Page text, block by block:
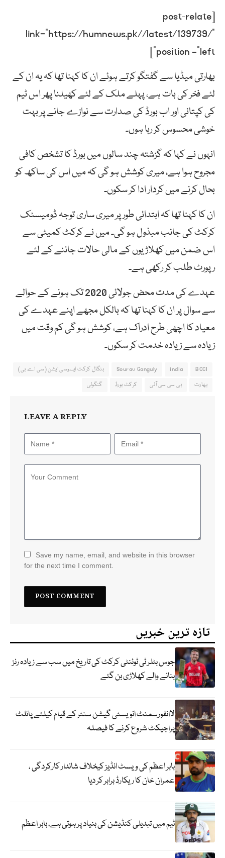
[post-relate
link=”https://humnews.pk//latest/139739/”
position =”left”]
بھارتی میڈیا سے گفتگو کرتے ہوئے ان کا کہنا تھا کہ یہ ان کے
لئے فخر کی بات ہے، پہلے ملک کے لئے کھیلنا پھر اس ٹیم
کی کپتانی اور اب بورڈ کی صدارت سے نوازے جانے پر بہت
خوشی محسوس کر رہا ہوں۔
انہوں نے کہا کہ گزشتہ چند سالوں میں بورڈ کا تشخص کافی
مجروح ہوا ہے، میری کوشش ہو گی کہ میں اس کی ساکھ کو
بحال کرنے میں کردار ادا کر سکوں۔
ان کا کہنا تھا کہ ابتدائی طور پر میری ساری توجہ ڈومیسٹک
کرکٹ کی جانب مبذول ہو گی۔ میں نے کرکٹ کمیٹی سے
اس ضمن میں کھلاڑیوں کے مالی حالات جاننے کے لئے
رپورٹ طلب کر رکھی ہے۔
عہدے کی مدت محض جولائی 2020 تک ہونے کے حوالے
سے سوال پر ان کا کہنا تھا کہ بالکل مجھے اپنے عہدے کی
معیاد کا اچھی طرح ادراک ہے، کوشش ہو گی کم وقت میں
زیادہ سے زیادہ خدمت کر سکوں۔
BCCI
india
Sourav Ganguly
بنگال کرکٹ ایسوسی ایشن (سی اے بی)
بھارت
بی سی سی آئی کرکٹ بورڈ گنگولی
LEAVE A REPLY
Save my name, email, and website in this browser
for the next time I comment.
تازہ ترین خبریں
جوس بٹلر ٹی ٹوئنٹی کرکٹ کی تاریخ میں سب سے زیادہ رنز
بنانے والے کھلاڑی بن گئے
لاانفورسمنٹ انویسٹی گیشن سنٹر کے قیام کیلئے پائلٹ
پراجیکٹ شروع کرنے کا فیصلہ
بابر اعظم کی ویسٹ انڈیز کیخلاف شاندار کارکردگی ،
عمران خان کا ریکارڈ برابر کر دیا
ٹیم میں تبدیلی کنڈیشن کی بنیاد پر ہوتی ہے، بابر اعظم